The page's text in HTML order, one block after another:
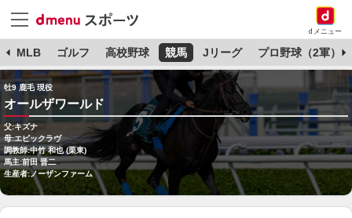
dメニュー
MLB ゴルフ 高校野球 競馬 Jリーグ プロ野球（2軍）
牡9 鹿毛 現役
オールザワールド
父:キズナ
母:エピックラヴ
調教師:中竹 和也 (栗東)
馬主:前田 晋二
生産者:ノーザンファーム